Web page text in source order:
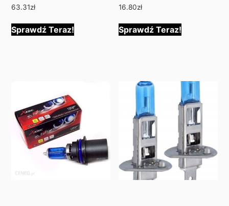
63.31zł
Sprawdź Teraz!
16.80zł
Sprawdź Teraz!